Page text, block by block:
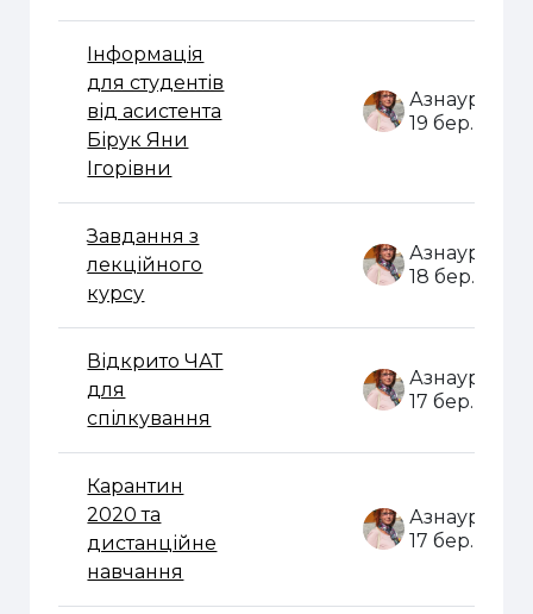
Інформація
для студентів
від асистента
Бірук Яни
Ігорівни
19 бер. 2020
Завдання з
лекційного
курсу
18 бер. 2020
Відкрито ЧАТ
для
спілкування
17 бер. 2020
Карантин
2020 та
дистанційне
навчання
17 бер. 2020